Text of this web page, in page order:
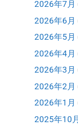
2026年7月
2026年6月
2026年5月
2026年4月
2026年3月
2026年2月
2026年1月
2025年10